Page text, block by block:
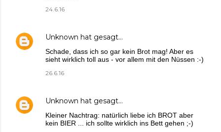
24.6.16
Unknown hat gesagt…
Schade, dass ich so gar kein Brot mag! Aber es
sieht wirklich toll aus - vor allem mit den Nüssen :-)
26.6.16
Unknown hat gesagt…
Kleiner Nachtrag: natürlich liebe ich BROT aber
kein BIER ... ich sollte wirklich ins Bett gehen ;-)